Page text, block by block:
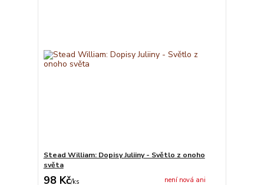
Stead William: Dopisy Juliiny - Světlo z onoho
světa
98 Kč/ks
není nová ani